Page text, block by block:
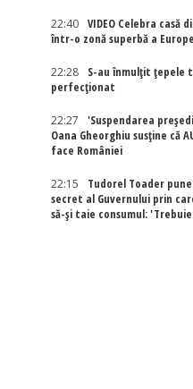
22:40
VIDEO Celebra casă
într-o zonă superbă a
22:28
S-au înmulțit țepele
perfecționat
22:27
'Suspendarea
Oana Gheorghiu susține că
face României
22:15
Tudorel Toader
secret al Guvernului prin
să-și taie consumul: